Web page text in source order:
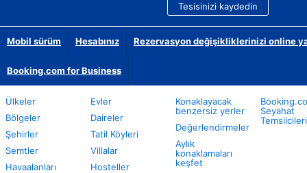
Tesisinizi kaydedin
Mobil sürüm Hesabınız Rezervasyon değişikliklerinizi online
Booking.com for Business
Ülkeler
Bölgeler
Şehirler
Semtler
Havaalanları
Evler
Daireler
Tatil Köyleri
Villalar
Hosteller
Konaklayacak
benzersiz yerler
Değerlendirmeler
Aylık
konaklamaları
keşfet
Seyahat
Temsilcileri